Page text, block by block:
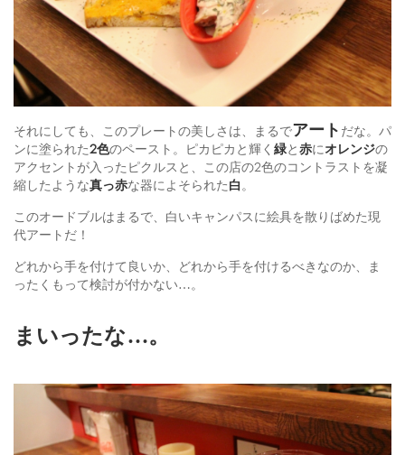
それにしても、このプレートの美しさは、まるでアート だな。パ
ンに塗られた2色のペースト。ピカピカと輝く 緑と赤にオレンジの
アクセントが入ったピクルスと、この店の2色のコントラストを凝
縮したような真っ赤な器によそられた白 。
このオードブルはまるで、白いキャンパスに絵具を散りばめた現
代アートだ！
どれから手を付けて良いか、どれから手を付けるべきなのか、ま
ったくもって検討が付かない…。
まいったな…。